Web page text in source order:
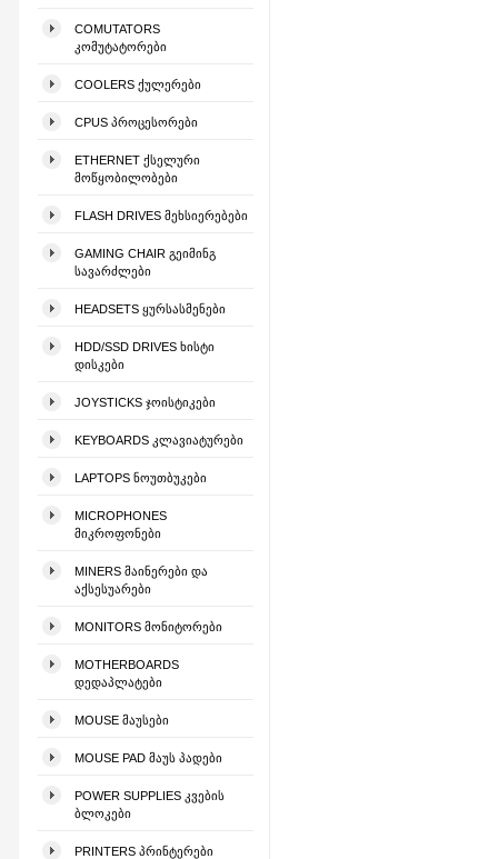
COMUTATORS
ᲙᲝᲛᲣᲢᲐᲢᲝᲠᲔᲑᲘ
COOLERS ᲥᲣᲚᲔᲠᲔᲑᲘ
CPUS ᲞᲠᲝᲪᲔᲡᲝᲠᲔᲑᲘ
ETHERNET ᲥᲡᲔᲚᲣᲠᲘ
ᲛᲝᲬᲧᲝᲑᲘᲚᲝᲑᲔᲑᲘ
FLASH DRIVES ᲛᲔᲮᲡᲘᲔᲠᲔᲑᲔᲑᲘ
GAMING CHAIR ᲒᲔᲘᲛᲘᲜᲒ
ᲡᲐᲕᲐᲠᲫᲚᲔᲑᲘ
HEADSETS ᲧᲣᲠᲡᲐᲡᲛᲔᲜᲔᲑᲘ
HDD/SSD DRIVES ᲮᲘᲡᲢᲘ
ᲓᲘᲡᲙᲔᲑᲘ
JOYSTICKS ᲯᲝᲘᲡᲢᲘᲙᲔᲑᲘ
KEYBOARDS ᲙᲚᲐᲕᲘᲐᲢᲣᲠᲔᲑᲘ
LAPTOPS ᲜᲝᲣᲗᲑᲣᲙᲔᲑᲘ
MICROPHONES
ᲛᲘᲙᲠᲝᲤᲝᲜᲔᲑᲘ
MINERS ᲛᲐᲘᲜᲔᲠᲔᲑᲘ ᲓᲐ
ᲐᲥᲡᲔᲡᲣᲐᲠᲔᲑᲘ
MONITORS ᲛᲝᲜᲘᲢᲝᲠᲔᲑᲘ
MOTHERBOARDS
ᲓᲔᲓᲐᲞᲚᲐᲢᲔᲑᲘ
MOUSE ᲛᲐᲣᲡᲔᲑᲘ
MOUSE PAD ᲛᲐᲣᲡ ᲞᲐᲓᲔᲑᲘ
POWER SUPPLIES ᲙᲕᲔᲑᲘᲡ
ᲑᲚᲝᲙᲔᲑᲘ
PRINTERS ᲞᲠᲘᲜᲢᲔᲠᲔᲑᲘ